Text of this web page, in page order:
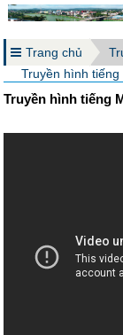
Trang chủ
Truyền hình tiếng
Truyền hình tiếng